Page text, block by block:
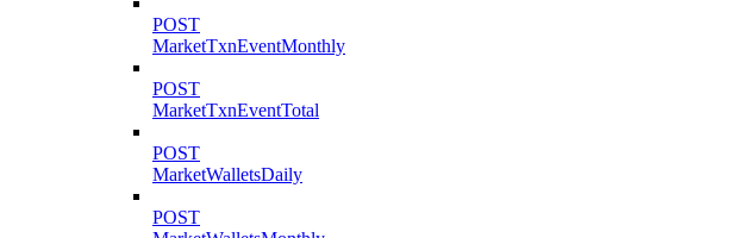
POST
MarketTxnEventMonthly
POST
MarketTxnEventTotal
POST
MarketWalletsDaily
POST